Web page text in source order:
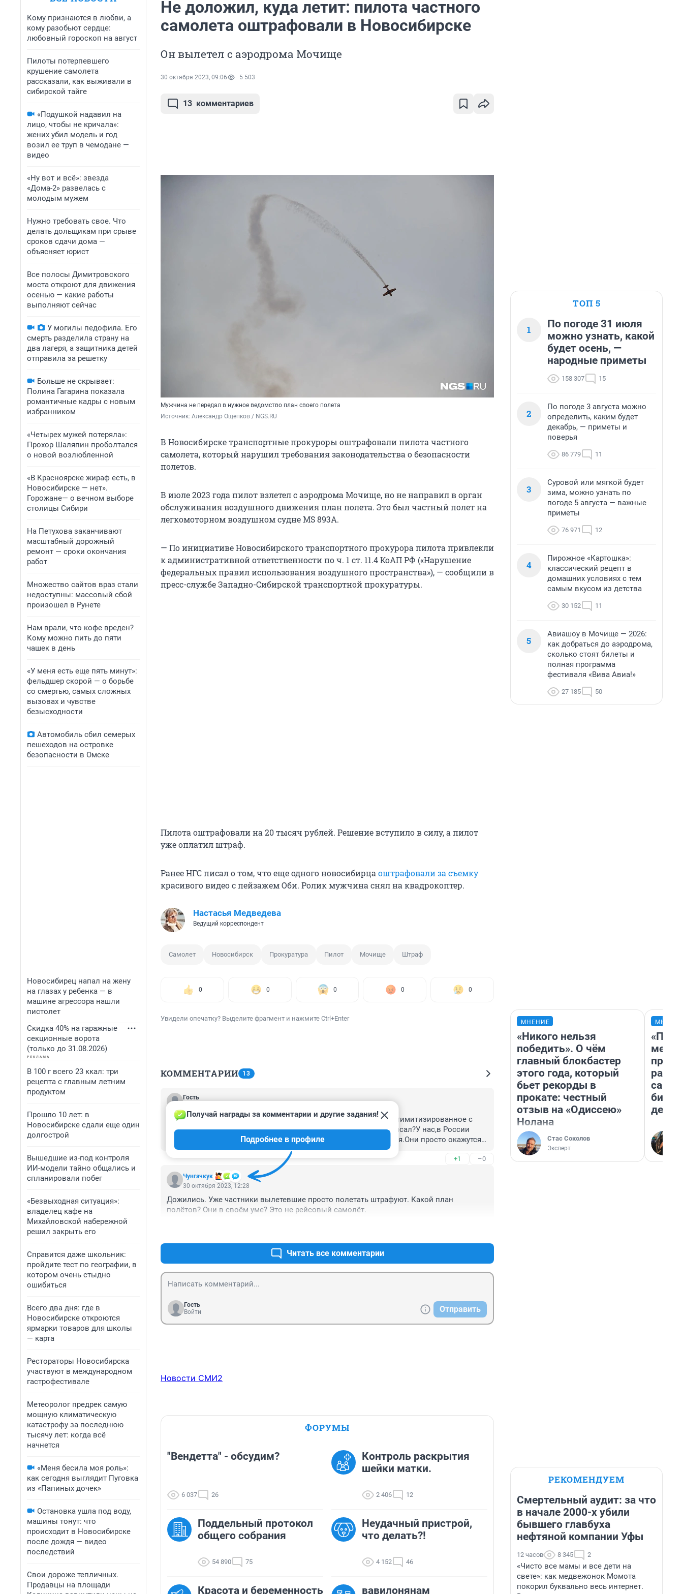
Кому признаются в любви, а
кому разобьют сердце:
любовный гороскоп на август
Пилоты потерпевшего
крушение самолета
рассказали, как выживали в
сибирской тайге
«Подушкой надавил на
лицо, чтобы не кричала»:
жених убил модель и год
возил ее труп в чемодане —
видео
«Ну вот и всё»: звезда
«Дома-2» развелась с
молодым мужем
Нужно требовать свое. Что
делать дольщикам при срыве
сроков сдачи дома —
объясняет юрист
Все полосы Димитровского
моста откроют для движения
осенью — какие работы
выполняют сейчас
У могилы педофила. Его
смерть разделила страну на
два лагеря, а защитника детей
отправила за решетку
Больше не скрывает:
Полина Гагарина показала
романтичные кадры с новым
избранником
«Четырех мужей потеряла»:
Прохор Шаляпин проболтался
о новой возлюбленной
«В Красноярске жираф есть, в
Новосибирске — нет».
Горожане— о вечном выборе
столицы Сибири
На Петухова заканчивают
масштабный дорожный
ремонт — сроки окончания
работ
Множество сайтов враз стали
недоступны: массовый сбой
произошел в Рунете
Нам врали, что кофе вреден?
Кому можно пить до пяти
чашек в день
«У меня есть еще пять минут»:
фельдшер скорой — о борьбе
со смертью, самых сложных
вызовах и чувстве
безысходности
Автомобиль сбил семерых
пешеходов на островке
безопасности в Омске
Новосибирец напал на жену
на глазах у ребенка — в
машине агрессора нашли
пистолет
Скидка 40% на гаражные
секционные ворота
(только до 31.08.2026)
В 100 г всего 23 ккал: три
рецепта с главным летним
продуктом
Прошло 10 лет: в
Новосибирске сдали еще один
долгострой
Вышедшие из-под контроля
ИИ-модели тайно общались и
спланировали побег
«Безвыходная ситуация»:
владелец кафе на
Михайловской набережной
решил закрыть его
Справится даже школьник:
пройдите тест по географии, в
котором очень стыдно
ошибиться
Всего два дня: где в
Новосибирске откроются
ярмарки товаров для школы
— карта
Рестораторы Новосибирска
участвуют в международном
гастрофестивале
Метеоролог предрек самую
мощную климатическую
катастрофу за последнюю
тысячу лет: когда всё
начнется
«Меня бесила моя роль»:
как сегодня выглядит Пуговка
из «Папиных дочек»
Остановка ушла под воду,
машины тонут: что
происходит в Новосибирске
после дождя — видео
последствий
Свои дороже тепличных.
Продавцы на площади
Не доложил, куда летит: пилота частного
самолета оштрафовали в Новосибирске
Он вылетел с аэродрома Мочище
30 октября 2023, 09:06 5 503
13 комментариев
Мужчина не передал в нужное ведомство план своего полета
Источник: Александр Ощепков / NGS.RU
В Новосибирске транспортные прокуроры оштрафовали пилота частного
самолета, который нарушил требования законодательства о безопасности
полетов.
В июле 2023 года пилот взлетел с аэродрома Мочище, но не направил в орган
обслуживания воздушного движения план полета. Это был частный полет на
легкомоторном воздушном судне MS 893А.
— По инициативе Новосибирского транспортного прокурора пилота привлекли
к административной ответственности по ч. 1 ст. 11.4 КоАП РФ («Нарушение
федеральных правил использования воздушного пространства»), — сообщили в
пресс-службе Западно-Сибирской транспортной прокуратуры.
Пилота оштрафовали на 20 тысяч рублей. Решение вступило в силу, а пилот
уже оплатил штраф.
Ранее НГС писал о том, что еще одного новосибирца оштрафовали за съемку
красивого видео с пейзажем Оби. Ролик мужчина снял на квадрокоптер.
Настасья Медведева
Ведущий корреспондент
Самолет Новосибирск Прокуратура Пилот Мочище Штраф
0 0 0 0 0
Увидели опечатку? Выделите фрагмент и нажмите Ctrl+Enter
КОММЕНТАРИИ 13
Гость
Только и могут,что штрафовать.А возродить разрушенное и оптимитизированное с
дальнейшим ростом производства нет желания?Что это я написал?У нас,в России
этому с данной свитой это не предвидеться в ближайшее время.Они просто окажутся в
аду,а мы в раю.И главное -не от водки.Не я сказал-стратег!!!
+1 –0
Чунгачкук
Получай награды за комментарии и другие задания!
Подробнее в профиле
30 октября 2023, 12:28
Дожились. Уже частники вылетевшие просто полетать штрафуют. Какой план
полëтов? Они в своëм уме? Это не рейсовый самолёт.
Читать все комментарии
Гость
Войти
Отправить
Новости СМИ2
ФОРУМЫ
"Вендетта" - обсудим?
6 037 26
Контроль раскрытия
шейки матки.
2 406 12
Поддельный протокол
общего собрания
54 890 75
Неудачный пристрой,
что делать?!
4 152 46
Красота и беременность вавилонянам
ТОП 5
1
По погоде 31 июля
можно узнать, какой
будет осень, —
народные приметы
158 307 15
2
По погоде 3 августа можно
определить, каким будет
декабрь, — приметы и
поверья
86 779 11
3
Суровой или мягкой будет
зима, можно узнать по
погоде 5 августа — важные
приметы
76 971 12
4
Пирожное «Картошка»:
классический рецепт в
домашних условиях с тем
самым вкусом из детства
30 152 11
5
Авиашоу в Мочище — 2026:
как добраться до аэродрома,
сколько стоят билеты и
полная программа
фестиваля «Вива Авиа!»
27 185 50
МНЕНИЕ
«Никого нельзя
победить». О чём
главный блокбастер
этого года, который
бьет рекорды в
прокате: честный
отзыв на «Одиссею»
Нолана
Стас Соколов
Эксперт
РЕКОМЕНДУЕМ
Смертельный аудит: за что
в начале 2000-х убили
бывшего главбуха
нефтяной компании Уфы
12 часов 8 345 2
«Чисто все мамы и все дети на
свете»: как медвежонок Момота
покорил буквально весь интернет.